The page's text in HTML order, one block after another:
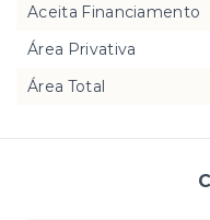
Aceita Financiamento
Área Privativa
Área Total